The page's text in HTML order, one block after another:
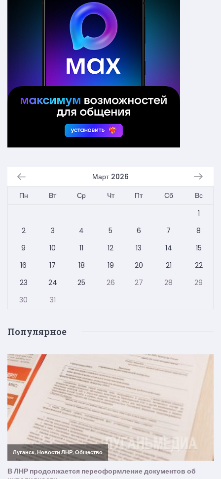
Март 2026
Пн
Вт Ср Чт Пт Сб
Вс
1
2
3 4 5 6 7
8
9
10 11 12 13 14
15
16
17 18 19 20 21
22
23
24 25 26 27 28
29
30
31
Популярное